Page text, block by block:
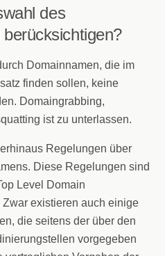
des
Domainnamen, die im
finden sollen, keine
Domaingrabbing,
ist zu unterlassen.
Regelungen über
Diese Regelungen sind
Level Domain
existieren auch einige
die seitens der über den
vorgegeben